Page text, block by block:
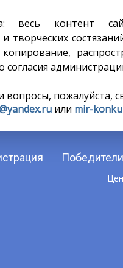
весь контент
и творческих
копирование,
согласия
вопросы, пожалуйста,
или mir-
Победители